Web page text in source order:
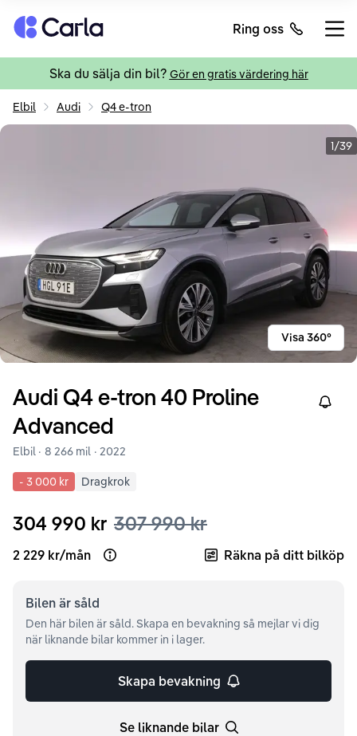
Tillbaka till startsidan Ring oss
Ska du sälja din bil? Gör en gratis värdering här
Elbil Audi Q4 e-tron
1/39
Visa 360°
Audi Q4 e-tron 40 Proline
Advanced
Right
Elbil · 8 266 mil · 2022
- 3 000 kr Dragkrok
304 990 kr 307 990 kr
2 229 kr/mån Open loan example Räkna på ditt bilköp
Bilen är såld
Den här bilen är såld. Skapa en bevakning så mejlar vi dig
när liknande bilar kommer in i lager.
Skapa bevakning
Se liknande bilar